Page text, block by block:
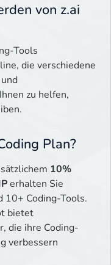
von z.ai
Tools
die verschiedene
zu helfen,
Plan?
10%
erhalten Sie
10+ Coding-Tools.
bietet
die ihre Coding-
verbessern